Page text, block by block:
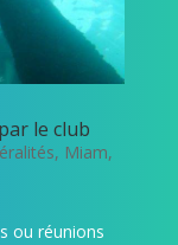
le club
, Miam,
ou réunions